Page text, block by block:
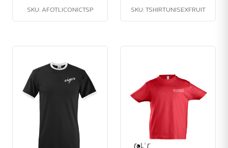
SKU: AFOTLICONICTSP SKU: TSHIRTUNISEXFRUIT